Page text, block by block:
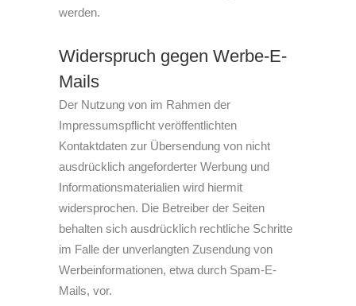
werden.
Widerspruch gegen Werbe-E-
Mails
Der Nutzung von im Rahmen der
Impressumspflicht veröffentlichten
Kontaktdaten zur Übersendung von nicht
ausdrücklich angeforderter Werbung und
Informationsmaterialien wird hiermit
widersprochen. Die Betreiber der Seiten
behalten sich ausdrücklich rechtliche Schritte
im Falle der unverlangten Zusendung von
Werbeinformationen, etwa durch Spam-E-
Mails, vor.